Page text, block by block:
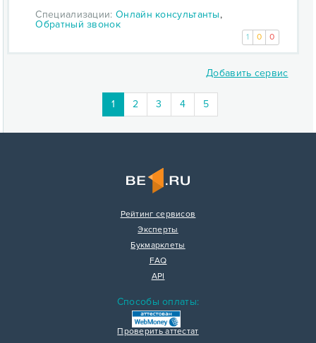
Специализации: Онлайн консультанты,
Обратный звонок
1 0 0
Добавить сервис
1 2 3 4 5
Рейтинг сервисов
Эксперты
Букмарклеты
FAQ
API
Способы оплаты:
Проверить аттестат